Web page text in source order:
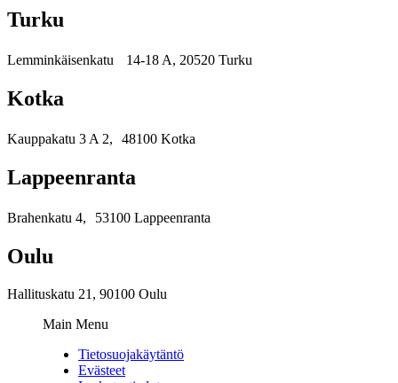
Turku
Lemminkäisenkatu 14-18 A, 20520 Turku
Kotka
Kauppakatu 3 A 2, 48100 Kotka
Lappeenranta
Brahenkatu 4, 53100 Lappeenranta
Oulu
Hallituskatu 21, 90100 Oulu
Main Menu
Tietosuojakäytäntö
Evästeet